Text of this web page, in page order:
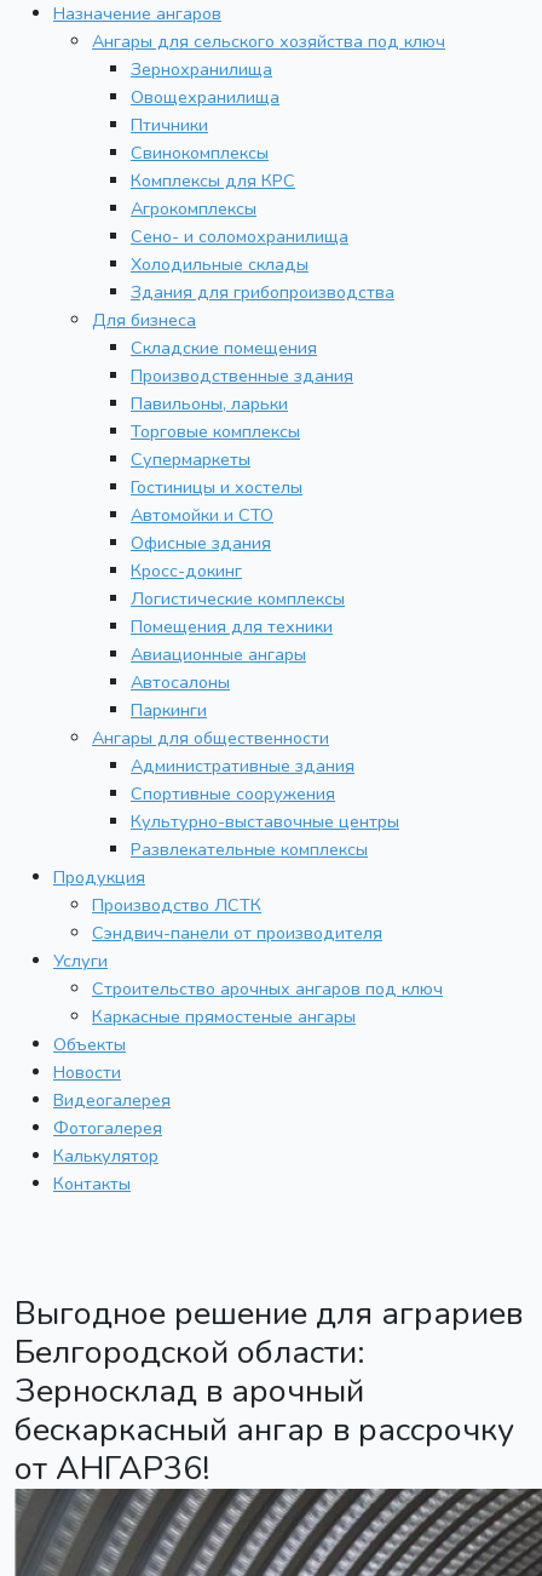
Назначение ангаров
Ангары для сельского хозяйства под ключ
Зернохранилища
Овощехранилища
Птичники
Свинокомплексы
Комплексы для КРС
Агрокомплексы
Сено- и соломохранилища
Холодильные склады
Здания для грибопроизводства
Для бизнеса
Складские помещения
Производственные здания
Павильоны, ларьки
Торговые комплексы
Супермаркеты
Гостиницы и хостелы
Автомойки и СТО
Офисные здания
Кросс-докинг
Логистические комплексы
Помещения для техники
Авиационные ангары
Автосалоны
Паркинги
Ангары для общественности
Административные здания
Спортивные сооружения
Культурно-выставочные центры
Развлекательные комплексы
Продукция
Производство ЛСТК
Сэндвич-панели от производителя
Услуги
Строительство арочных ангаров под ключ
Каркасные прямостеные ангары
Объекты
Новости
Видеогалерея
Фотогалерея
Калькулятор
Контакты
Выгодное решение для аграриев
Белгородской области:
Зерносклад в арочный
бескаркасный ангар в рассрочку
от АНГАР36!